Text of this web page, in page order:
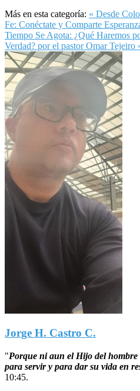
Más en esta categoría: « Desde
Fe: Conéctate y Comparte
Tiempo Se Agota: ¿Qué Haremos
Verdad? por el pastor Omar Tejeiro
Jorge H. Castro C.
"Porque ni aun el Hijo del
para servir y para dar su vida en
10:45.